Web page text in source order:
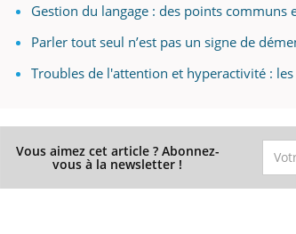
Gestion du langage : des points
Parler tout seul n’est pas un signe de
Troubles de l'attention et hyperactivité :
Vous aimez cet article ? Abonnez-
vous à la newsletter !